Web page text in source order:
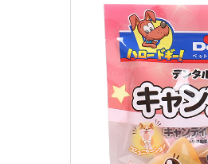
产品/视频
养宠知识
企业介绍